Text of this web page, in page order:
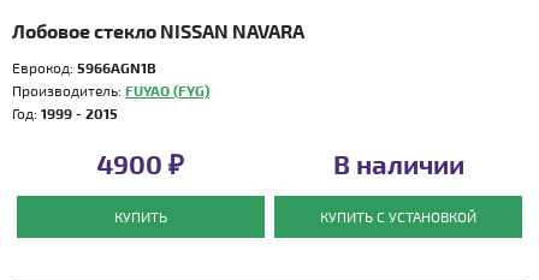
Лобовое стекло NISSAN NAVARA
Еврокод: 5966AGN1B
Производитель: FUYAO (FYG)
Год: 1999 - 2015
4900 ₽
КУПИТЬ
В наличии
КУПИТЬ С УСТАНОВКОЙ